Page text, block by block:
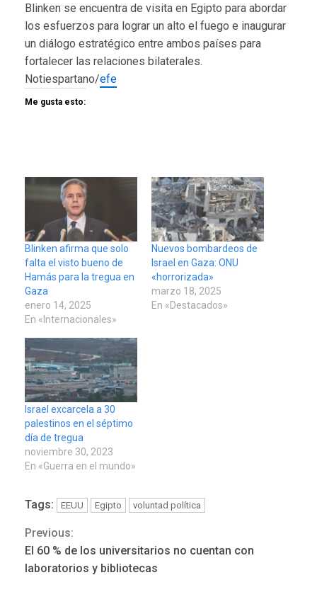
Blinken se encuentra de visita en Egipto para abordar
los esfuerzos para lograr un alto el fuego e inaugurar
un diálogo estratégico entre ambos países para
fortalecer las relaciones bilaterales.
Notiespartano/efe
Me gusta esto:
Blinken afirma que solo
falta el visto bueno de
Hamás para la tregua en
Gaza
enero 14, 2025
En «Internacionales»
Nuevos bombardeos de
Israel en Gaza: ONU
«horrorizada»
marzo 18, 2025
En «Destacados»
Israel excarcela a 30
palestinos en el séptimo
día de tregua
noviembre 30, 2023
En «Guerra en el mundo»
Tags: EEUU Egipto voluntad política
Continue
Reading
Previous:
El 60 % de los universitarios no cuentan con
laboratorios y bibliotecas